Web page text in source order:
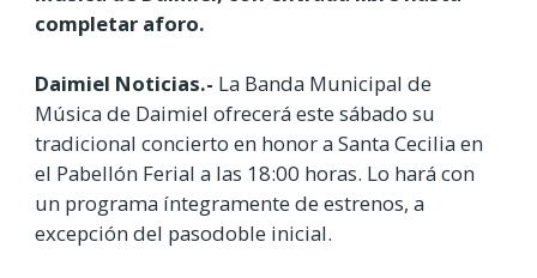
completar aforo.
Daimiel Noticias.- La Banda Municipal de
Música de Daimiel ofrecerá este sábado su
tradicional concierto en honor a Santa Cecilia en
el Pabellón Ferial a las 18:00 horas. Lo hará con
un programa íntegramente de estrenos, a
excepción del pasodoble inicial.